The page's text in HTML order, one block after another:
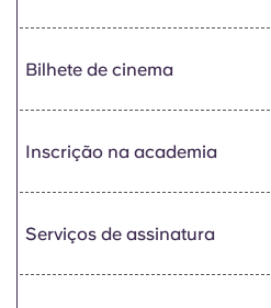
Bilhete de cinema
Inscrição na academia
Serviços de assinatura